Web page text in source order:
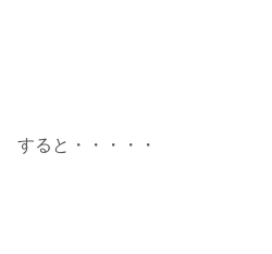
すると・・・・・